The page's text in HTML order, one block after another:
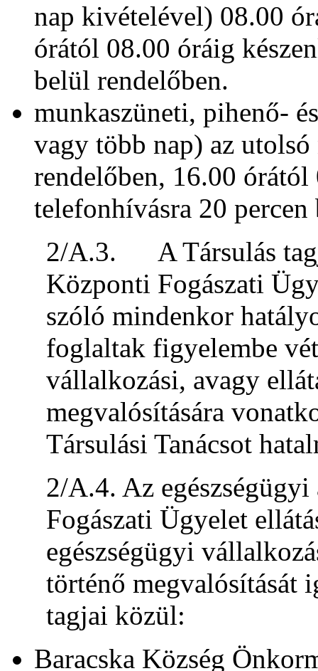
nap kivételével) 08.00
órától 08.00 óráig
belül rendelőben.
munkaszüneti, pihenő-
vagy több nap) az
rendelőben, 16.00
telefonhívásra 20
2/A.3. A Társulás
Központi Fogászati
szóló mindenkor
foglaltak figyelembe
vállalkozási, avagy
megvalósítására
Társulási Tanácsot
2/A.4. Az
Fogászati Ügyelet
egészségügyi
történő megvalósítását
tagjai közül:
Baracska Község